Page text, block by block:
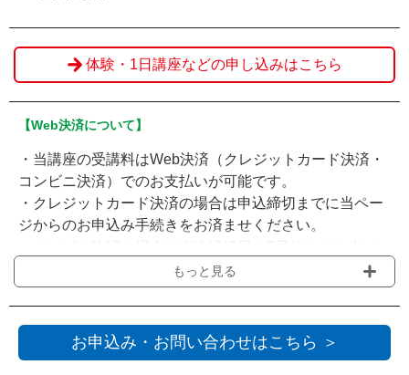
体験・1日講座などの申し込みはこちら
【Web決済について】
・当講座の受講料はWeb決済（クレジットカード決済・
コンビニ決済）でのお支払いが可能です。
・クレジットカード決済の場合は申込締切までに当ペー
ジからのお申込み手続きをお済ませください。
ージからお申込みいただき、お申込み時にご案内する入
金期限までに選択されたコンビニでのお支払いをお願い
・会場の受付窓口にてお支払いをされる場合は『Web決
済を利用せず送信』をクリックください。
もっと見る
お申込み・お問い合わせはこちら ＞